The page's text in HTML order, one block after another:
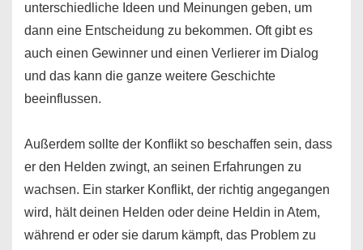
unterschiedliche Ideen und Meinungen geben, um
dann eine Entscheidung zu bekommen. Oft gibt es
auch einen Gewinner und einen Verlierer im Dialog
und das kann die ganze weitere Geschichte
beeinflussen.
Außerdem sollte der Konflikt so beschaffen sein, dass
er den Helden zwingt, an seinen Erfahrungen zu
wachsen. Ein starker Konflikt, der richtig angegangen
wird, hält deinen Helden oder deine Heldin in Atem,
während er oder sie darum kämpft, das Problem zu